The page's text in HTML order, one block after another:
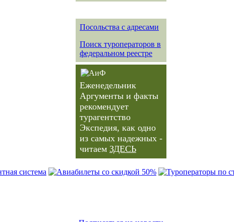
Посольства с адресами
Поиск туроператоров в
федеральном реестре
Еженедельник
Аргументы и факты
рекомендует
турагентство
Экспедия, как одно
из самых надежных -
читаем ЗДЕСЬ